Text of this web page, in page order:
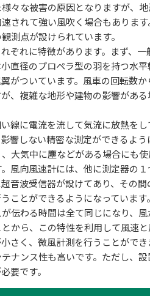
々な被害の原因となりますが、
されて強い風吹く場合もありま
測点が設けられています。
ぞれに特徴があります。まず、
直径のプロペラ型の羽を持つ水
がついています。風車の回転数
、複雑な地形や建物の影響があ
線に電流を流して気流に放熱を
響しない精密な測定ができるよう
大気中に塵などがある場合にも
風向風速計には、他に測定器の
音波受信器が設けてあり、その
ことができるようになっています。
伝わる時間は全て同じになり、
から、この特性を利用して風速
さく、微風計測を行うことがで
ナンス性も高いです。ただし、
要です。